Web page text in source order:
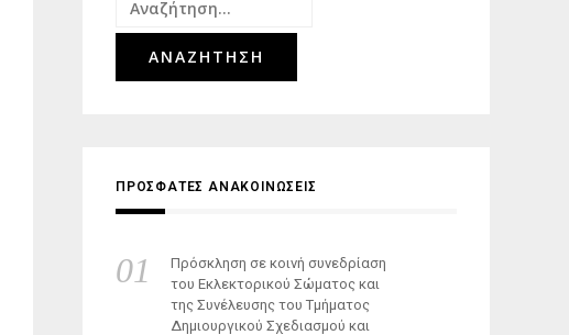
για:
ΠΡΟΣΦΑΤΕΣ ΑΝΑΚΟΙΝΩΣΕΙΣ
Πρόσκληση σε κοινή συνεδρίαση
του Εκλεκτορικού Σώματος και
της Συνέλευσης του Τμήματος
Δημιουργικού Σχεδιασμού και